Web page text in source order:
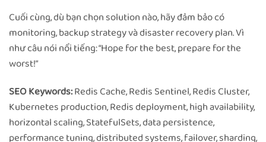
Cuối cùng, dù bạn chọn solution nào, hãy đảm bảo có
monitoring, backup strategy và disaster recovery plan. Vì
như câu nói nổi tiếng: “Hope for the best, prepare for the
worst!”
SEO Keywords:Redis Cache, Redis Sentinel, Redis Cluster,
Kubernetes production, Redis deployment, high availability,
horizontal scaling, StatefulSets, data persistence,
performance tuning, distributed systems, failover, sharding,